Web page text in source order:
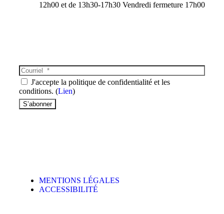
12h00 et de 13h30-17h30 Vendredi fermeture 17h00
J'accepte la politique de confidentialité et les
conditions. (Lien)
MENTIONS LÉGALES
ACCESSIBILITÉ